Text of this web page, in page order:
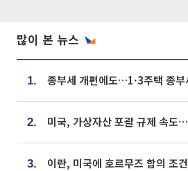
많이 본 뉴스
1.
2.
3.